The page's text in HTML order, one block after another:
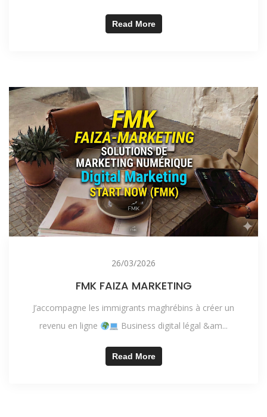
Read More
26/03/2026
FMK FAIZA MARKETING
J’accompagne les immigrants maghrébins à créer un
revenu en ligne
Business digital légal &am...
Read More